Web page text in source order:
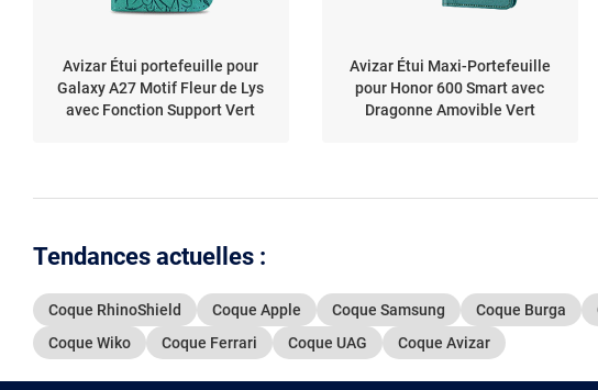
Avizar Étui portefeuille pour
Galaxy A27 Motif Fleur de Lys
avec Fonction Support Vert
Avizar Étui Maxi-Portefeuille
pour Honor 600 Smart avec
Dragonne Amovible Vert
Tendances actuelles :
Coque RhinoShield Coque Apple Coque Samsung Coque Burga
Coque Wiko
Coque Ferrari Coque UAG Coque Avizar